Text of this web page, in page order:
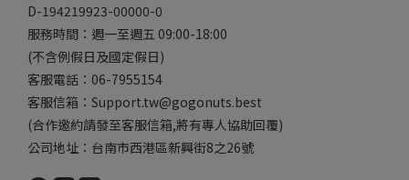
D-194219923-00000-0
服務時間：週一至週五 09:00-18:00
(不含例假日及國定假日)
客服電話：06-7955154
客服信箱：Support.tw@gogonuts.best
(合作邀約請發至客服信箱,將有專人協助回覆)
公司地址：台南市西港區新興街8之26號